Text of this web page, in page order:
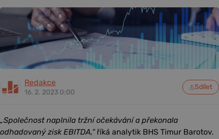
Redakce
16. 2. 2023 0:00
Sdílet
„Společnost naplnila tržní očekávání a překonala
odhadovaný zisk EBITDA,“říká analytik BHS Timur Barotov.